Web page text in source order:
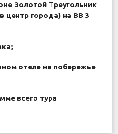
Золотой Треугольник
центр города) на BB 3
отеле на побережье
всего тура